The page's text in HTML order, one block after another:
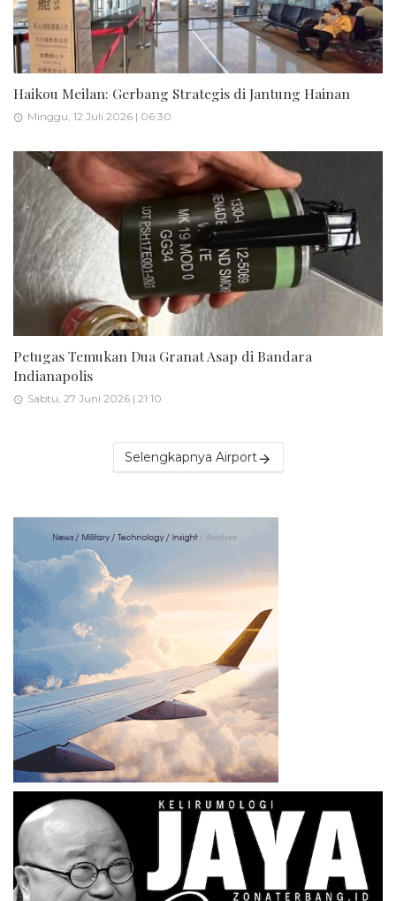
Haikou Meilan: Gerbang Strategis di Jantung Hainan
Minggu, 12 Juli 2026 | 06:30
Petugas Temukan Dua Granat Asap di Bandara
Indianapolis
Sabtu, 27 Juni 2026 | 21:10
Selengkapnya Airport